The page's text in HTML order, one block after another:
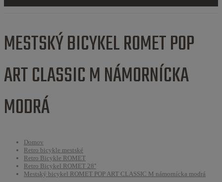
MESTSKÝ BICYKEL ROMET POP
ART CLASSIC M NÁMORNÍCKA
MODRÁ
Domov
Retro bicykle mestské
Retro Bicykle ROMET
Retro Bicykel ROMET 28''
Mestský bicykel ROMET POP ART CLASSIC M námornícka modrá